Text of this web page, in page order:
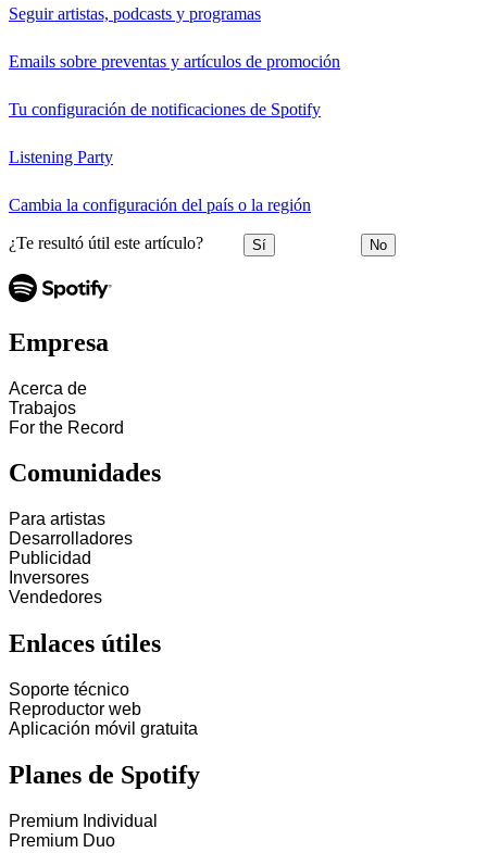
Seguir artistas, podcasts y programas
Emails sobre preventas y artículos de promoción
Tu configuración de notificaciones de Spotify
Listening Party
Cambia la configuración del país o la región
¿Te resultó útil este artículo? Sí No
Empresa
Acerca de
Trabajos
For the Record
Comunidades
Para artistas
Desarrolladores
Publicidad
Inversores
Vendedores
Enlaces útiles
Soporte técnico
Reproductor web
Aplicación móvil gratuita
Planes de Spotify
Premium Individual
Premium Duo